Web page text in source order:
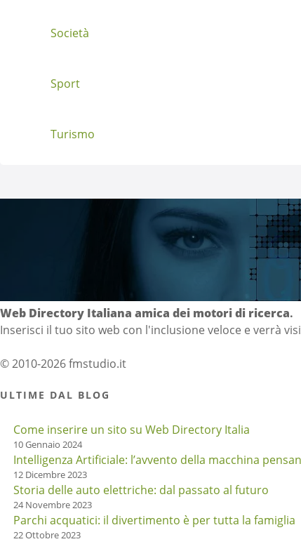
Società
Sport
Turismo
Web Directory Italiana amica dei motori di ricerca.
Inserisci il tuo sito web con l'inclusione veloce e verrà
© 2010-2026 fmstudio.it
ULTIME DAL BLOG
Come inserire un sito su Web Directory Italia
10 Gennaio 2024
Intelligenza Artificiale: l’avvento della macchina
12 Dicembre 2023
Storia delle auto elettriche: dal passato al futuro
24 Novembre 2023
Parchi acquatici: il divertimento è per tutta la famiglia
22 Ottobre 2023